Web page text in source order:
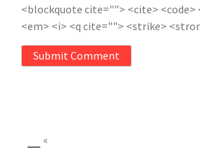
<blockquote cite=""> <cite>
<em> <i> <q cite=""> <strike>
Submit Comment
«